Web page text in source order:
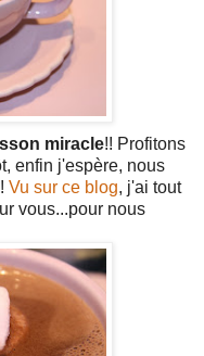
miracle!! Profitons
enfin j'espère, nous
Vu sur ce blog, j'ai tout
vous...pour nous